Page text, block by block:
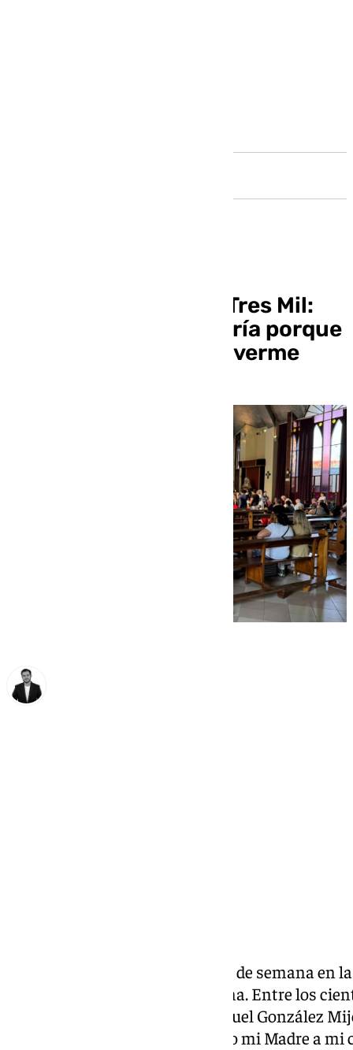
La Esperanza, en las Tres Mil:
«Me ha tocado la lotería porque
mi madre ha venido a verme
La emoción se desbordó este fin de semana en
llegada de la Esperanza de Triana. Entre los
recibirla, uno de ellos, José Manuel González
verdadera bendición: “Ha venido mi Madre a